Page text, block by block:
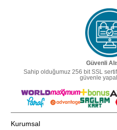
Güvenli
Sahip olduğumuz 256 bit SSL
güvenle
Kurumsal